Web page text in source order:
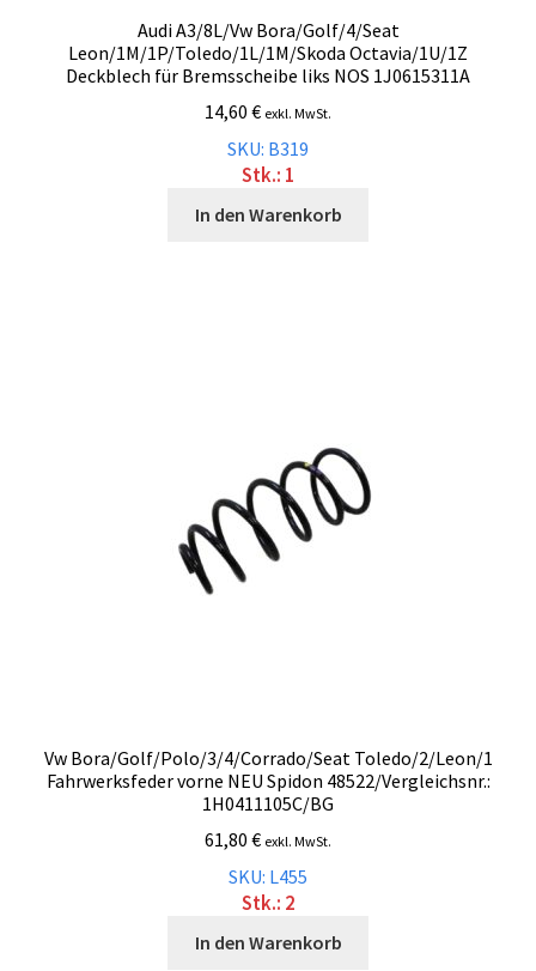
Audi A3/8L/Vw Bora/Golf/4/Seat
Leon/1M/1P/Toledo/1L/1M/Skoda Octavia/1U/1Z
Deckblech für Bremsscheibe liks NOS 1J0615311A
14,60 € exkl. MwSt.
SKU: B319
Stk.: 1
In den Warenkorb
Vw Bora/Golf/Polo/3/4/Corrado/Seat Toledo/2/Leon/1
Fahrwerksfeder vorne NEU Spidon 48522/Vergleichsnr.:
1H0411105C/BG
61,80 € exkl. MwSt.
SKU: L455
Stk.: 2
In den Warenkorb